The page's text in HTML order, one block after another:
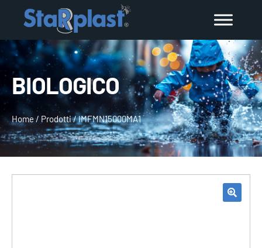
BIOLOGICO
Home/ Prodotti/IMFMN15000MA1